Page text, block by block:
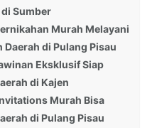
Sumber
Murah Melayani
di Pulang Pisau
Eksklusif Siap
di Kajen
Murah Bisa
di Pulang Pisau